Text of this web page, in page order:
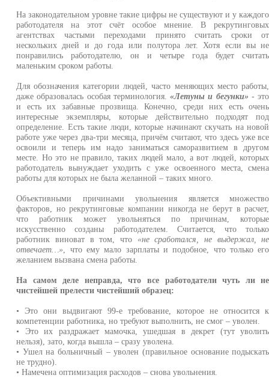
На законодательном уровне такие цифры не существуют и у каждого
работодателя на этот счёт особое мнение. В рекрутинговых
агентствах частыми переходами принято считать сроки от
нескольких дней и до года или полутора лет. Хотя если вы не
понравились работодателю, он и четыре года будет считать
маленьким сроком работы.
Для обозначения категории людей, часто меняющих место работы,
даже образовалась особая терминология.«Летуны и бегунки» - это
и есть их забавные прозвища. Конечно, среди них есть очень
интересные экземпляры, которые действительно подходят под
определение. Есть такие люди, которые начинают скучать на новой
работе уже через два-три месяца, причём считают, что здесь уже все
освоили и теперь им надо заниматься саморазвитием в другом
месте. Но это не правило, таких людей мало, а вот людей, которых
работодатель вынуждает уходить с уже освоенного места, смена
работы для которых не была желанной – таких много.
Объективными причинами увольнения является множество
факторов, но рекрутинговые компании никогда не берут в расчет,
что работник может увольняться по причинам, которые
искусственно созданы работодателем. Считается, что только
работник виноват в том, что «не сработался, не выдержал, не
отвечает…» , что ему мало зарплаты и подобное, что только его
желанием вызвана смена работы.
На самом деле неправда, что все работодатели чуть ли не
чистейшей прелести чистейший образец:
• Это они выдвигают 99-е требование, которое не относится к
компетенции работника, но требуют выполнить, не смог – уволен.
• Это их раздражает мамочка, ушедшая в декрет (тут уволить
нельзя), зато, когда вышла – сразу уволена.
• Ушел на больничный – уволен (правильное основание подыскать
не трудно).
• Намечена оптимизация расходов – снова увольнения.